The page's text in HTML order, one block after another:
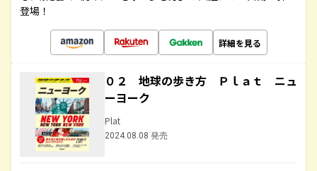
登場！
詳細を見る
０２ 地球の歩き方 Ｐｌａｔ ニュ
ーヨーク
Plat
2024.08.08 発売